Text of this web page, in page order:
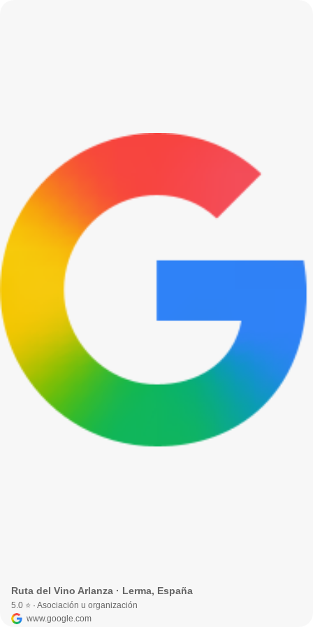
Ruta del Vino Arlanza · Lerma, España
5.0 ⭐ · Asociación u organización
www.google.com